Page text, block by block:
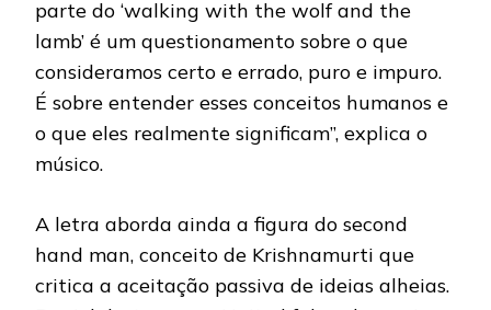
parte do ‘walking with the wolf and the
lamb’ é um questionamento sobre o que
consideramos certo e errado, puro e impuro.
É sobre entender esses conceitos humanos e
o que eles realmente significam”, explica o
músico.
A letra aborda ainda a figura do second
hand man, conceito de Krishnamurti que
critica a aceitação passiva de ideias alheias.